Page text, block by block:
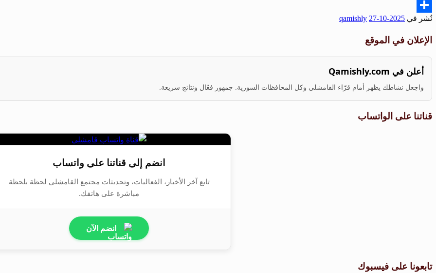
Email
Share
نُشر في 2025-10-27
qamishly
الإعلان في الموقع
أعلن في Qamishly.com
واجعل نشاطك يظهر أمام قرّاء القامشلي وكل المحافظات السورية. جمهور فعّال ونتائج سريعة.
قناتنا على الواتساب
انضم إلى قناتنا على واتساب
تابع آخر الأخبار، الفعاليات، وتحديثات مجتمع القامشلي لحظة بلحظة
مباشرة على هاتفك.
انضم الآن
تابعونا على فيسبوك